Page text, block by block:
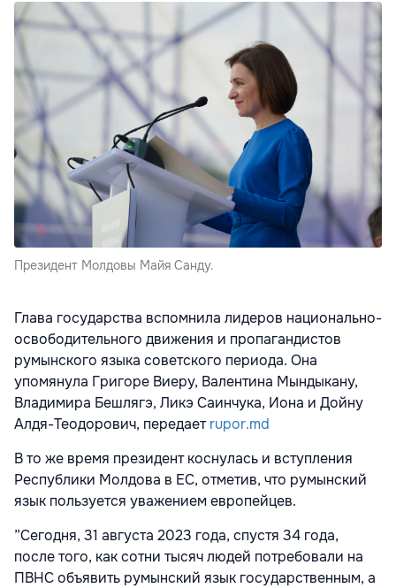
Президент Молдовы Майя Санду.
Глава государства вспомнила лидеров национально-
освободительного движения и пропагандистов
румынского языка советского периода. Она
упомянула Григоре Виеру, Валентина Мындыкану,
Владимира Бешлягэ, Ликэ Саинчука, Иона и Дойну
Алдя-Теодорович, передаетrupor.md
В то же время президент коснулась и вступления
Республики Молдова в ЕС, отметив, что румынский
язык пользуется уважением европейцев.
”Сегодня, 31 августа 2023 года, спустя 34 года,
после того, как сотни тысяч людей потребовали на
ПВНС объявить румынский язык государственным, а